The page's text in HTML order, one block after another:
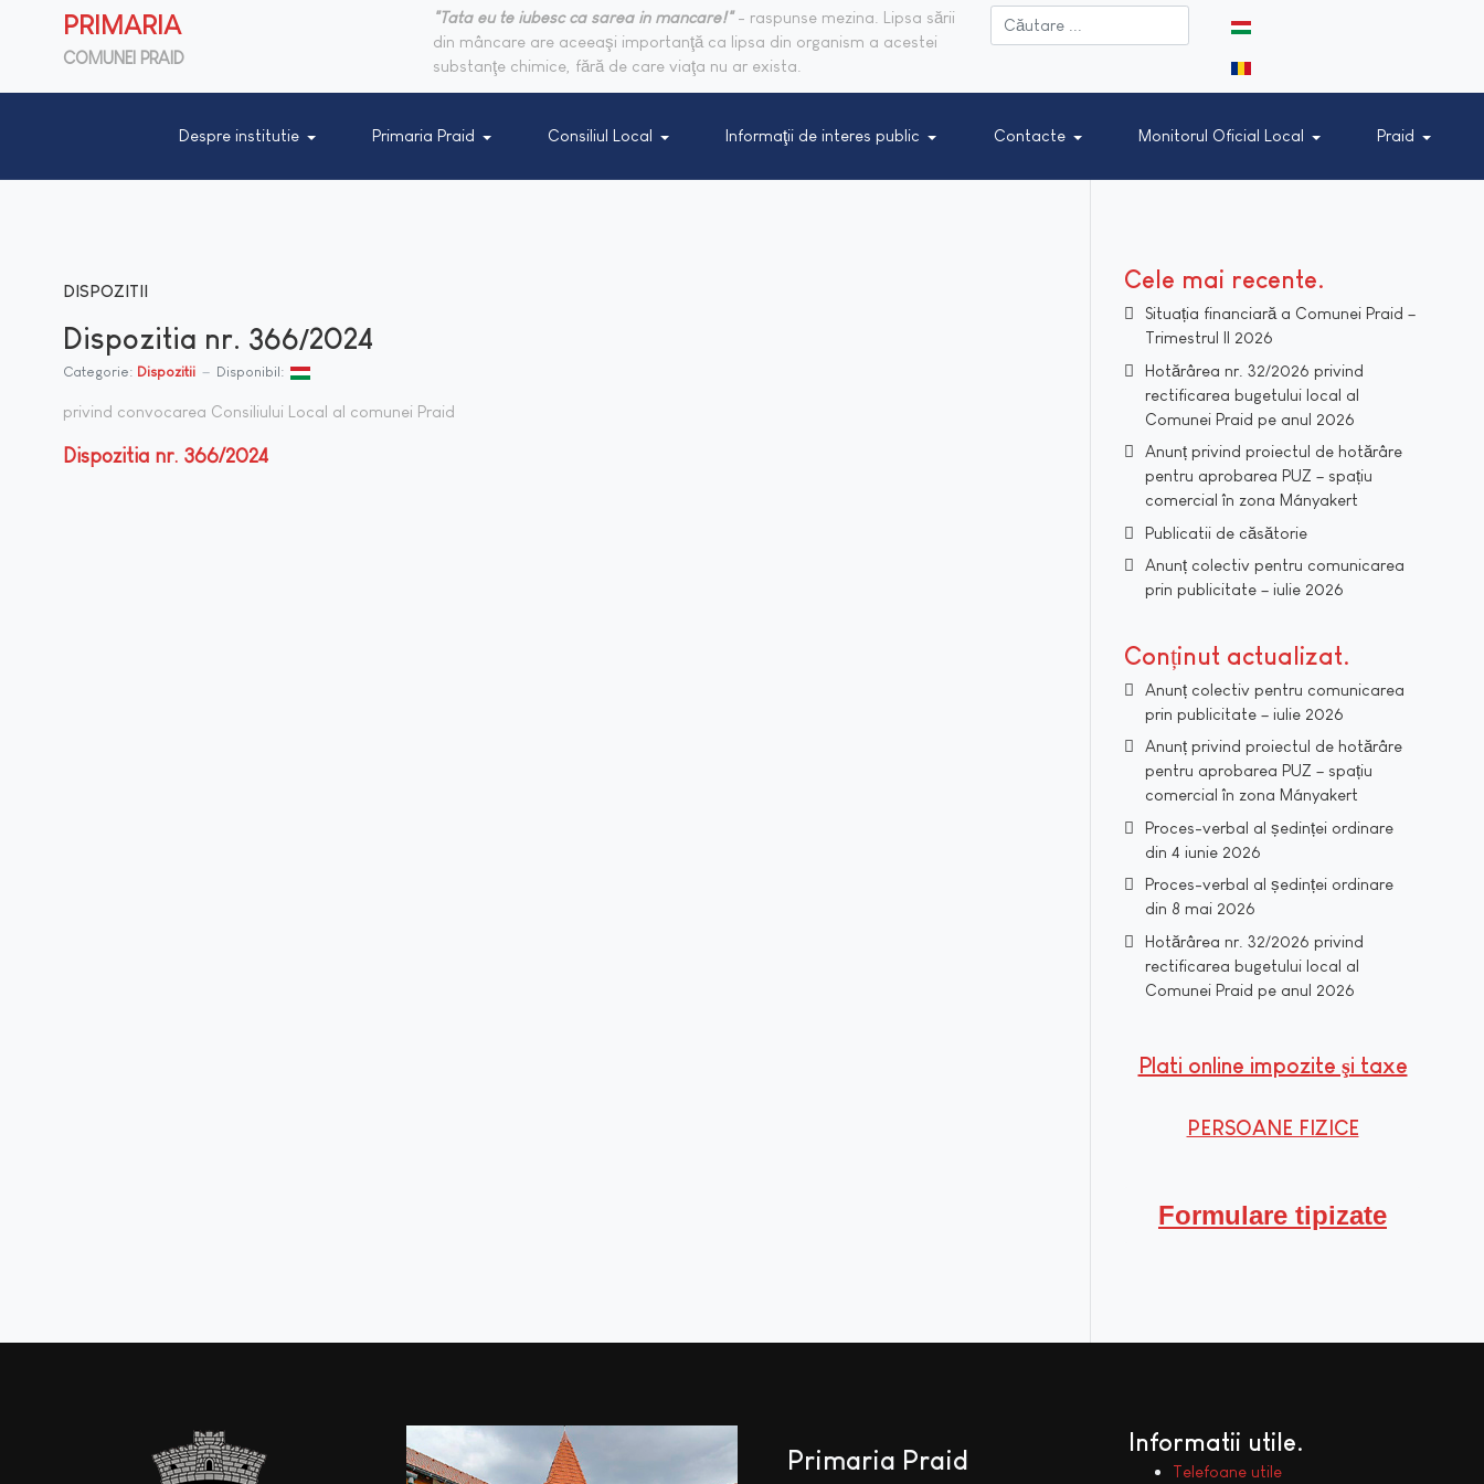
PRIMARIA
COMUNEI PRAID
"Tata eu te iubesc ca sarea in mancare!"- raspunse mezina. Lipsa sării
din mâncare are aceeaşi importanţă ca lipsa din organism a acestei
substanţe chimice, fără de care viaţa nu ar exista.
Despre institutie Primaria Praid Consiliul Local Informaţii de interes public Contacte Monitorul Oficial Local Praid
DISPOZITII
Dispozitia nr. 366/2024
Categorie: Dispozitii Disponibil:
privind convocarea Consiliului Local al comunei Praid
Dispozitia nr. 366/2024
Cele mai recente
Situația financiară a Comunei Praid –
Trimestrul II 2026
Hotărârea nr. 32/2026 privind
rectificarea bugetului local al
Comunei Praid pe anul 2026
Anunț privind proiectul de hotărâre
pentru aprobarea PUZ – spațiu
comercial în zona Mányakert
Publicatii de căsătorie
Anunț colectiv pentru comunicarea
prin publicitate – iulie 2026
Conținut actualizat
Anunț colectiv pentru comunicarea
prin publicitate – iulie 2026
Anunț privind proiectul de hotărâre
pentru aprobarea PUZ – spațiu
comercial în zona Mányakert
Proces-verbal al ședinței ordinare
din 4 iunie 2026
Proces-verbal al ședinței ordinare
din 8 mai 2026
Hotărârea nr. 32/2026 privind
rectificarea bugetului local al
Comunei Praid pe anul 2026
Plati online impozite şi taxe
PERSOANE FIZICE
Formulare tipizate
Primaria Praid
Informatii utile
Telefoane utile